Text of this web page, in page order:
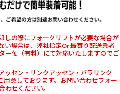
しの際にフォークリフトが必要な場合が
い場合は、弊社指定Or 最寄り配送業者
ー便（有料）にて対応いたしますのでご
ッセン・リンクアッセン・バラリンク
意しております。お問い合わせフォー
わせください。